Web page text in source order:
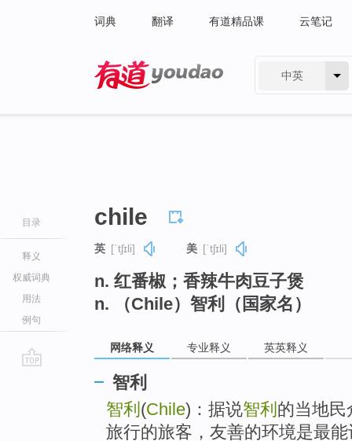
词典 翻译 有道精品课 云笔记
中英
目录
释义
权威词典
用法
例句
chile
英 [ˈtʃɪli] 美 [ˈtʃɪli]
n. 红番椒；香辣牛肉豆子煲
n. （Chile）智利（国家名）
网络释义 专业释义 英英释义
智利
智利 (Chile)：据说智利 的当地民
旅行的旅客，友善的环境是最